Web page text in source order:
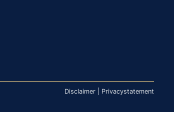
Disclaimer Privacystatement